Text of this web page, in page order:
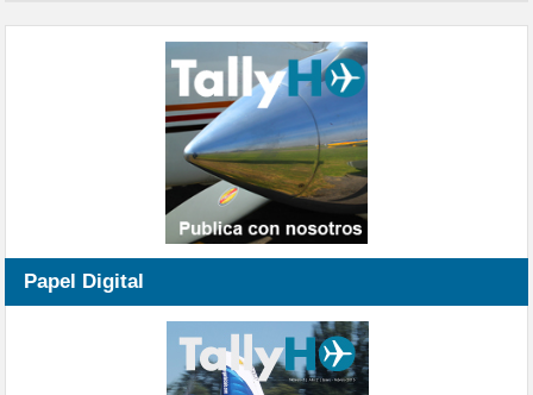
Papel Digital